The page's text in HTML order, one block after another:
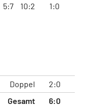
5:7 10:2 1:0
Doppel 2:0
Gesamt
6:0